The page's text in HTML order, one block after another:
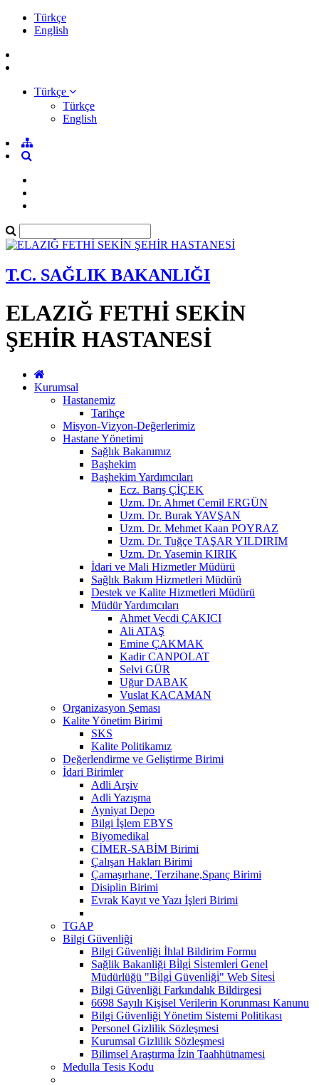
Türkçe
English
Türkçe
Türkçe
English
T.C. SAĞLIK BAKANLIĞI
ELAZIĞ FETHİ SEKİN
ŞEHİR HASTANESİ
Kurumsal
Hastanemiz
Tarihçe
Misyon-Vizyon-Değerlerimiz
Hastane Yönetimi
Sağlık Bakanımız
Başhekim
Başhekim Yardımcıları
Ecz. Barış ÇİÇEK
Uzm. Dr. Ahmet Cemil ERGÜN
Uzm. Dr. Burak YAVŞAN
Uzm. Dr. Mehmet Kaan POYRAZ
Uzm. Dr. Tuğçe TAŞAR YILDIRIM
Uzm. Dr. Yasemin KIRIK
İdari ve Mali Hizmetler Müdürü
Sağlık Bakım Hizmetleri Müdürü
Destek ve Kalite Hizmetleri Müdürü
Müdür Yardımcıları
Ahmet Vecdi ÇAKICI
Ali ATAŞ
Emine ÇAKMAK
Kadir CANPOLAT
Selvi GÜR
Uğur DABAK
Vuslat KACAMAN
Organizasyon Şeması
Kalite Yönetim Birimi
SKS
Kalite Politikamız
Değerlendirme ve Geliştirme Birimi
İdari Birimler
Adli Arşiv
Adli Yazışma
Ayniyat Depo
Bilgi İşlem EBYS
Biyomedikal
CİMER-SABİM Birimi
Çalışan Hakları Birimi
Çamaşırhane, Terzihane,Spanç Birimi
Disiplin Birimi
Evrak Kayıt ve Yazı İşleri Birimi
TGAP
Bilgi Güvenliği
Bilgi Güvenliği İhlal Bildirim Formu
Sağlik Bakanliği Bi̇lgi̇ Si̇stemleri̇ Genel
Müdürlüğü "Bi̇lgi̇ Güvenli̇ği̇" Web Si̇tesi̇
Bilgi Güvenliği Farkındalık Bildirgesi
6698 Sayılı Kişisel Verilerin Korunması Kanunu
Bilgi Güvenliği Yönetim Sistemi Politikası
Personel Gizlilik Sözleşmesi
Kurumsal Gizlilik Sözleşmesi
Bilimsel Araştırma İzin Taahhütnamesi
Medulla Tesis Kodu